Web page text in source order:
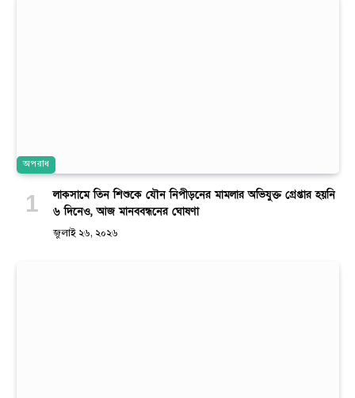
অপরাধ
লাকসামে তিন শিশুকে যৌন নিপীড়নের মামলার অভিযুক্ত গ্রেপ্তার হয়নি
৬ দিনেও, আজ মানববন্ধনের ঘোষণা
জুলাই ২৬, ২০২৬